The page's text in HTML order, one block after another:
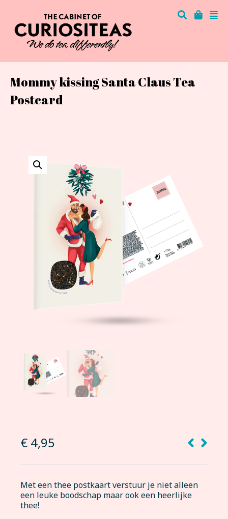
Mommy kissing Santa Claus Tea
Postcard
€ 4,95
Met een thee postkaart verstuur je niet alleen
een leuke boodschap maar ook een heerlijke
thee!